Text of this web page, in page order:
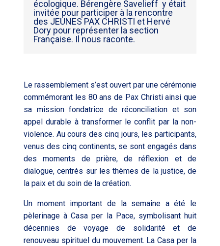
écologique. Bérengère Savelieff y était
invitée pour participer à la rencontre
des JEUNES PAX CHRISTI et Hervé
Dory pour représenter la section
Française. Il nous raconte.
Le rassemblement s’est ouvert par une cérémonie
commémorant les 80 ans de Pax Christi ainsi que
sa mission fondatrice de réconciliation et son
appel durable à transformer le conflit par la non-
violence. Au cours des cinq jours, les participants,
venus des cinq continents, se sont engagés dans
des moments de prière, de réflexion et de
dialogue, centrés sur les thèmes de la justice, de
la paix et du soin de la création.
Un moment important de la semaine a été le
pèlerinage àCasa per la Pace, symbolisant huit
décennies de voyage de solidarité et de
renouveau spirituel du mouvement. La Casa per la